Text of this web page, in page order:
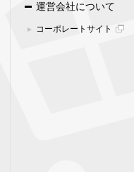
運営会社について
コーポレートサイト